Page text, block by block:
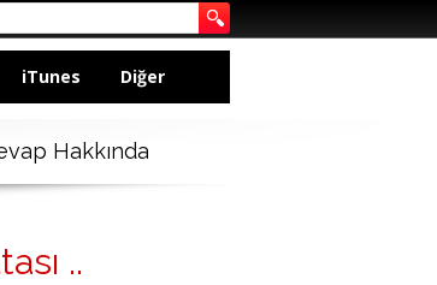
iTunes Diğer
Hakkında
..